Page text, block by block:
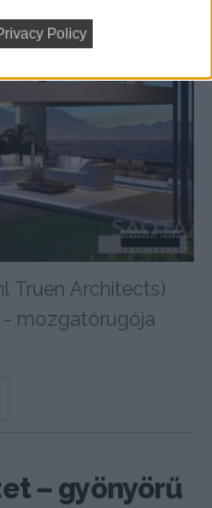
Policy
Truen Architects)
- mozgatórugója
– gyönyörű